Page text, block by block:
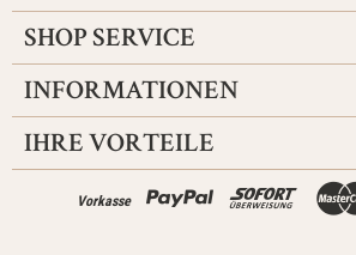
SHOP SERVICE
INFORMATIONEN
IHRE VORTEILE
Vorkasse